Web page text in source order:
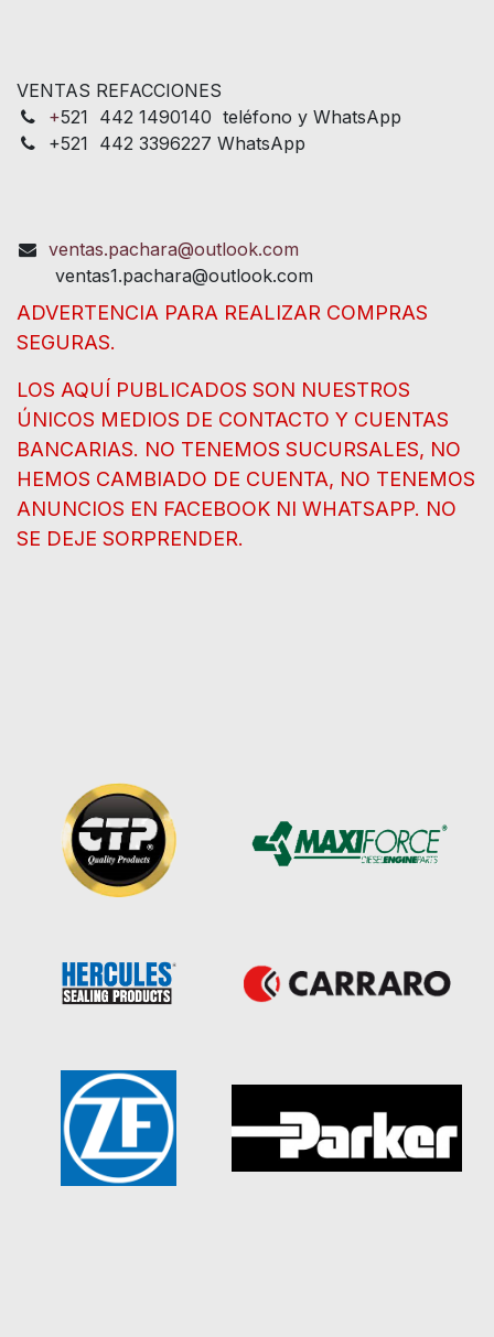
VENTAS REFACCIONES
+521 442 1490140 teléfono y WhatsApp
+521 442 3396227 WhatsApp
ventas.pachara@outlook.com
ventas1.pachara@outlook.com
ADVERTENCIA PARA REALIZAR COMPRAS
SEGURAS.
LOS AQUÍ PUBLICADOS SON NUESTROS
ÚNICOS MEDIOS DE CONTACTO Y CUENTAS
BANCARIAS. NO TENEMOS SUCURSALES, NO
HEMOS CAMBIADO DE CUENTA, NO TENEMOS
ANUNCIOS EN FACEBOOK NI WHATSAPP. NO
SE DEJE SORPRENDER.